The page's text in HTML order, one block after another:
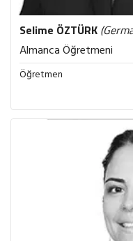
Selime ÖZTÜRK
Almanca Öğretmeni
Öğretmen